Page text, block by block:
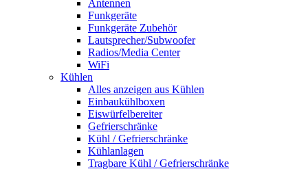
Antennen
Funkgeräte
Funkgeräte Zubehör
Lautsprecher/Subwoofer
Radios/Media Center
WiFi
Kühlen
Alles anzeigen aus Kühlen
Einbaukühlboxen
Eiswürfelbereiter
Gefrierschränke
Kühl / Gefrierschränke
Kühlanlagen
Tragbare Kühl / Gefrierschränke